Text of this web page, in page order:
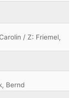
/ Z: Friemel,
Bernd